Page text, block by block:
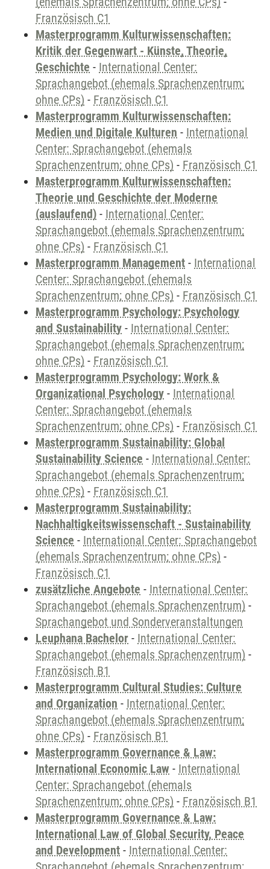
Französisch C1
Masterprogramm Kulturwissenschaften:
Kritik der Gegenwart - Künste, Theorie,
Geschichte - International Center:
Sprachangebot (ehemals Sprachenzentrum;
ohne CPs) - Französisch C1
Masterprogramm Kulturwissenschaften:
Medien und Digitale Kulturen - International
Center: Sprachangebot (ehemals
Sprachenzentrum; ohne CPs) - Französisch C1
Masterprogramm Kulturwissenschaften:
Theorie und Geschichte der Moderne
(auslaufend) - International Center:
Sprachangebot (ehemals Sprachenzentrum;
ohne CPs) - Französisch C1
Masterprogramm Management - International
Center: Sprachangebot (ehemals
Sprachenzentrum; ohne CPs) - Französisch C1
Masterprogramm Psychology: Psychology
and Sustainability - International Center:
Sprachangebot (ehemals Sprachenzentrum;
ohne CPs) - Französisch C1
Masterprogramm Psychology: Work &
Organizational Psychology - International
Center: Sprachangebot (ehemals
Sprachenzentrum; ohne CPs) - Französisch C1
Masterprogramm Sustainability: Global
Sustainability Science - International Center:
Sprachangebot (ehemals Sprachenzentrum;
ohne CPs) - Französisch C1
Masterprogramm Sustainability:
Nachhaltigkeitswissenschaft - Sustainability
Science - International Center: Sprachangebot
(ehemals Sprachenzentrum; ohne CPs) -
Französisch C1
zusätzliche Angebote - International Center:
Sprachangebot (ehemals Sprachenzentrum) -
Sprachangebot und Sonderveranstaltungen
Leuphana Bachelor - International Center:
Sprachangebot (ehemals Sprachenzentrum) -
Französisch B1
Masterprogramm Cultural Studies: Culture
and Organization - International Center:
Sprachangebot (ehemals Sprachenzentrum;
ohne CPs) - Französisch B1
Masterprogramm Governance & Law:
International Economic Law - International
Center: Sprachangebot (ehemals
Sprachenzentrum; ohne CPs) - Französisch B1
Masterprogramm Governance & Law:
International Law of Global Security, Peace
and Development - International Center: